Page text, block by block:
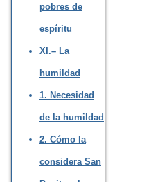
pobres de
espíritu
XI.– La
humildad
1. Necesidad
de la humildad
2. Cómo la
considera San